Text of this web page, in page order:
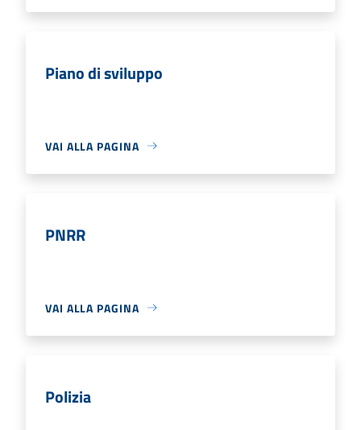
Piano di sviluppo
VAI ALLA PAGINA
PNRR
VAI ALLA PAGINA
Polizia